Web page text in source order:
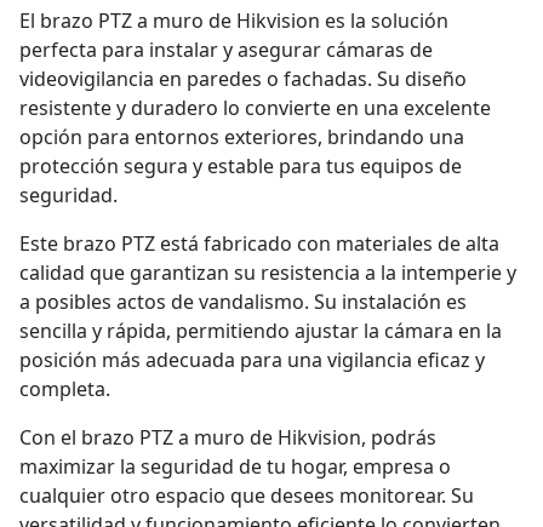
El brazo PTZ a muro de Hikvision es la solución
perfecta para instalar y asegurar cámaras de
videovigilancia en paredes o fachadas. Su diseño
resistente y duradero lo convierte en una excelente
opción para entornos exteriores, brindando una
protección segura y estable para tus equipos de
seguridad.
Este brazo PTZ está fabricado con materiales de alta
calidad que garantizan su resistencia a la intemperie y
a posibles actos de vandalismo. Su instalación es
sencilla y rápida, permitiendo ajustar la cámara en la
posición más adecuada para una vigilancia eficaz y
completa.
Con el brazo PTZ a muro de Hikvision, podrás
maximizar la seguridad de tu hogar, empresa o
cualquier otro espacio que desees monitorear. Su